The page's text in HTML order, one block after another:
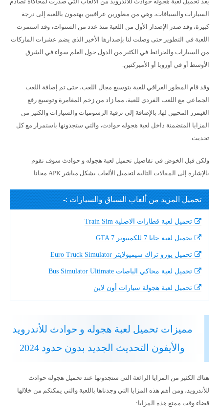
السيارات والسباقات، وهي من مطورين عراقيين يهتمون باللعبة إلى درجة
كبيرة، وقد صدر الإصدار الأول من اللعبة منذ عدد من السنوات، وقد استمرت
اللعبة في التطوير حتى وصلت لنا بإصدارها الأخير الذي يضم عشرات الماركات
من السيارات والخرائط في الكثير من الدول حول العلم سواء في الشرق
الأوسط أو في أوروبا أو الأميركتين.
وقد قام المطور العراقي للعبة بتوسيع مجال اللعب، حتى تم إضافة اللعب
الجماعي مع اللعب الفردي للعبة، مما زاد من زخم المغامرة وتوسيع رقع
الغيمرز المحبين لها، بالإضافة إلى ترقية الرسوميات والسيارات والكثير من
المزايا المتضمنة داخل لعبة هجوله حوادث، والتي ستجدونها باستمرار مع كل
تحديث.
ولكن قبل الخوض في تفاصيل تحميل لعبة هجوله و حوادث سوف نقوم
بالإشارة إلى المقالات التالية لتحميل الألعاب بشكل مباشر APK مجانا
تحميل المزيد من ألعاب السباق والسيارات :-
تحميل لعبة قطارات الاصلية Train Sim
تحميل لعبة جاتا 7 للكمبيوتر GTA 7
تحميل يورو تراك سيميولايتر Euro Truck Simulator
تحميل لعبة محاكي الباصات Bus Simulator Ultimate
تحميل لعبة هجولة سيارات أون لاين
مميزات تحميل لعبة هجوله و حوادث للأندرويد
والأيفون التحديث الجديد بدون حدود 2024
هناك الكثير من المزايا الرائعة التي ستجدونها عند تحميل هجوله حوادث
للأندرويد، ومن أهم هذه المزايا التي وجدناها باللعبة والتي يمكنكم من خلالها
قضاء وقت ممتع هذه المزايا: